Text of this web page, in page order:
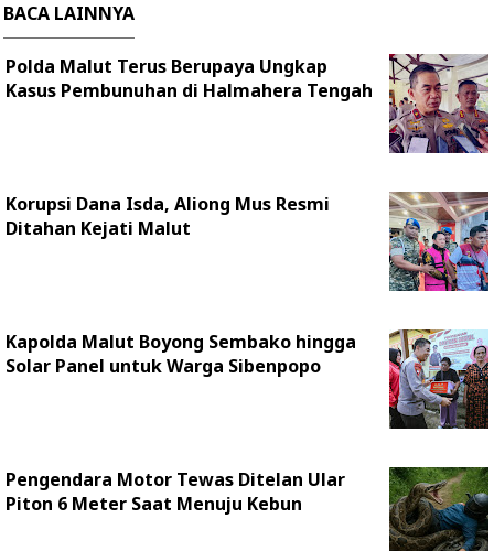
BACA LAINNYA
Polda Malut Terus Berupaya Ungkap
Kasus Pembunuhan di Halmahera Tengah
Korupsi Dana Isda, Aliong Mus Resmi
Ditahan Kejati Malut
Kapolda Malut Boyong Sembako hingga
Solar Panel untuk Warga Sibenpopo
Pengendara Motor Tewas Ditelan Ular
Piton 6 Meter Saat Menuju Kebun